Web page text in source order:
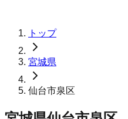
トップ
宮城県
仙台市泉区